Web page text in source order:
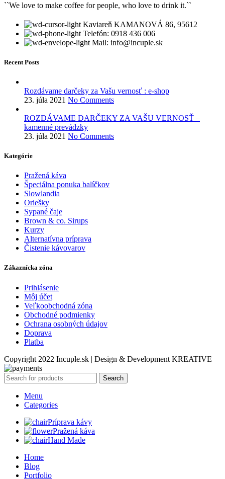
``We love to make coffee for people, who love to drink it.``
Kaviareň KAMANOVÁ 86, 95612
Telefón: 0918 436 006
Mail: info@incuple.sk
Recent Posts
Rozdávame darčeky za Vašu vernosť : e-shop
23. júla 2021 No Comments
ROZDÁVAME DARČEKY ZA VAŠU VERNOSŤ –
kamenné prevádzky
23. júla 2021 No Comments
Kategórie
Pražená káva
Špeciálna ponuka balíčkov
Slowlandia
Oriešky
Sypané čaje
Brown & co. Sirups
Kurzy
Alternatívna príprava
Čistenie kávovarov
Zákaznícka zóna
Prihlásenie
Môj účet
Veľkoobchodná zóna
Obchodné podmienky
Ochrana osobných údajov
Doprava
Platba
Copyright 2022 Incuple.sk | Design & Development KREATIVE
Search
Menu
Categories
Príprava kávy
Pražená káva
Hand Made
Home
Blog
Portfolio